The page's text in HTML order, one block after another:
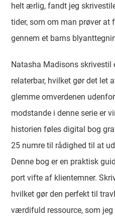
helt ærlig, fandt jeg
tider, som om man prøver
gennem et barns
Natasha Madisons skrivestil
relaterbar, hvilket gør det
glemme omverdenen
modstande i denne serie er
historien føles digital bog
25 numre til rådighed til at
Denne bog er en praktisk
port vifte af klientemner.
hvilket gør den perfekt til
værdifuld ressource, som